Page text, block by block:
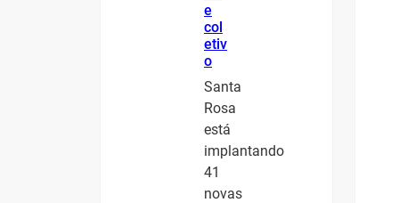
e
col
etiv
o
Santa
Rosa
está
implantando
41
novas